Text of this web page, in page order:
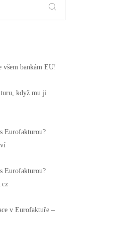
všem bankám EU!
když mu ji
Eurofakturou?
Eurofakturou?
v Eurofaktuře –